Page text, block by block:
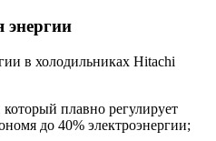
энергии
в холодильниках Hitachi
плавно регулирует
до 40% электроэнергии;